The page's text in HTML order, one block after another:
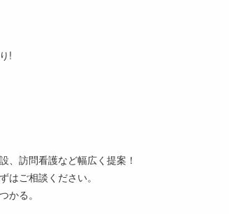
!
、訪問看護など幅広く提案！
ご相談ください。
かる。